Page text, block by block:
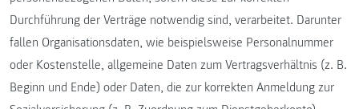
Durchführung der Verträge notwendig sind, verarbeitet. Darunter
fallen Organisationsdaten, wie beispielsweise Personalnummer
oder Kostenstelle, allgemeine Daten zum Vertragsverhältnis (z. B.
Beginn und Ende) oder Daten, die zur korrekten Anmeldung zur